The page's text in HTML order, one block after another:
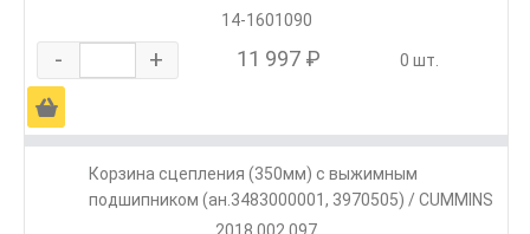
14-1601090
- + 11 997 ₽ 0 шт.
Ä
Корзина сцепления (350мм) с выжимным
подшипником (ан.3483000001, 3970505) / CUMMINS